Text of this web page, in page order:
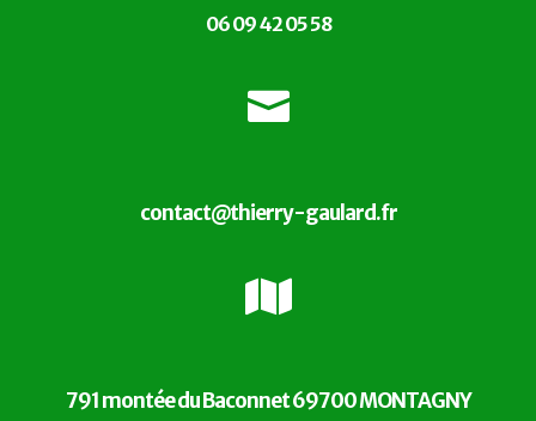
06 09 42 05 58

contact@thierry-gaulard.fr

791 montée du Baconnet 69700 MONTAGNY